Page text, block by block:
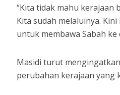
“Kita tidak mahu kerajaan
Kita sudah melaluinya.
untuk membawa Sabah ke
Masidi turut
perubahan kerajaan yang